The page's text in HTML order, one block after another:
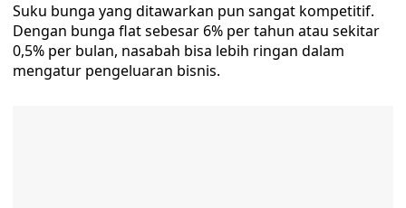
Suku bunga yang ditawarkan pun sangat kompetitif.
Dengan bunga flat sebesar 6% per tahun atau sekitar
0,5% per bulan, nasabah bisa lebih ringan dalam
mengatur pengeluaran bisnis.